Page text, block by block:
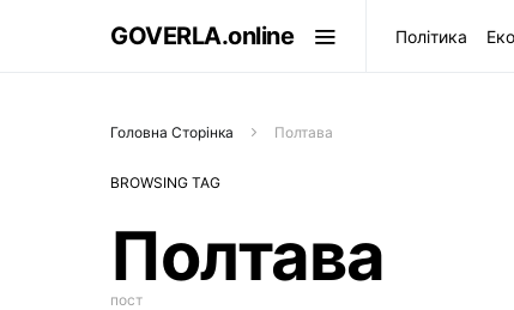
GOVERLA.online Політика
Головна Сторінка Полтава
BROWSING TAG
Полтава
пост